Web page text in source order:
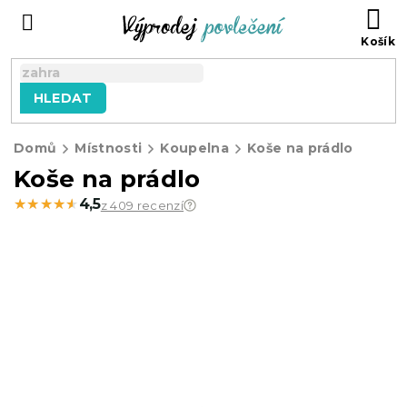
HLEDAT
Domů Místnosti Koupelna Koše na prádlo
Koše na prádlo
★★★★★
★★★★★ 4,5z 409 recenzí